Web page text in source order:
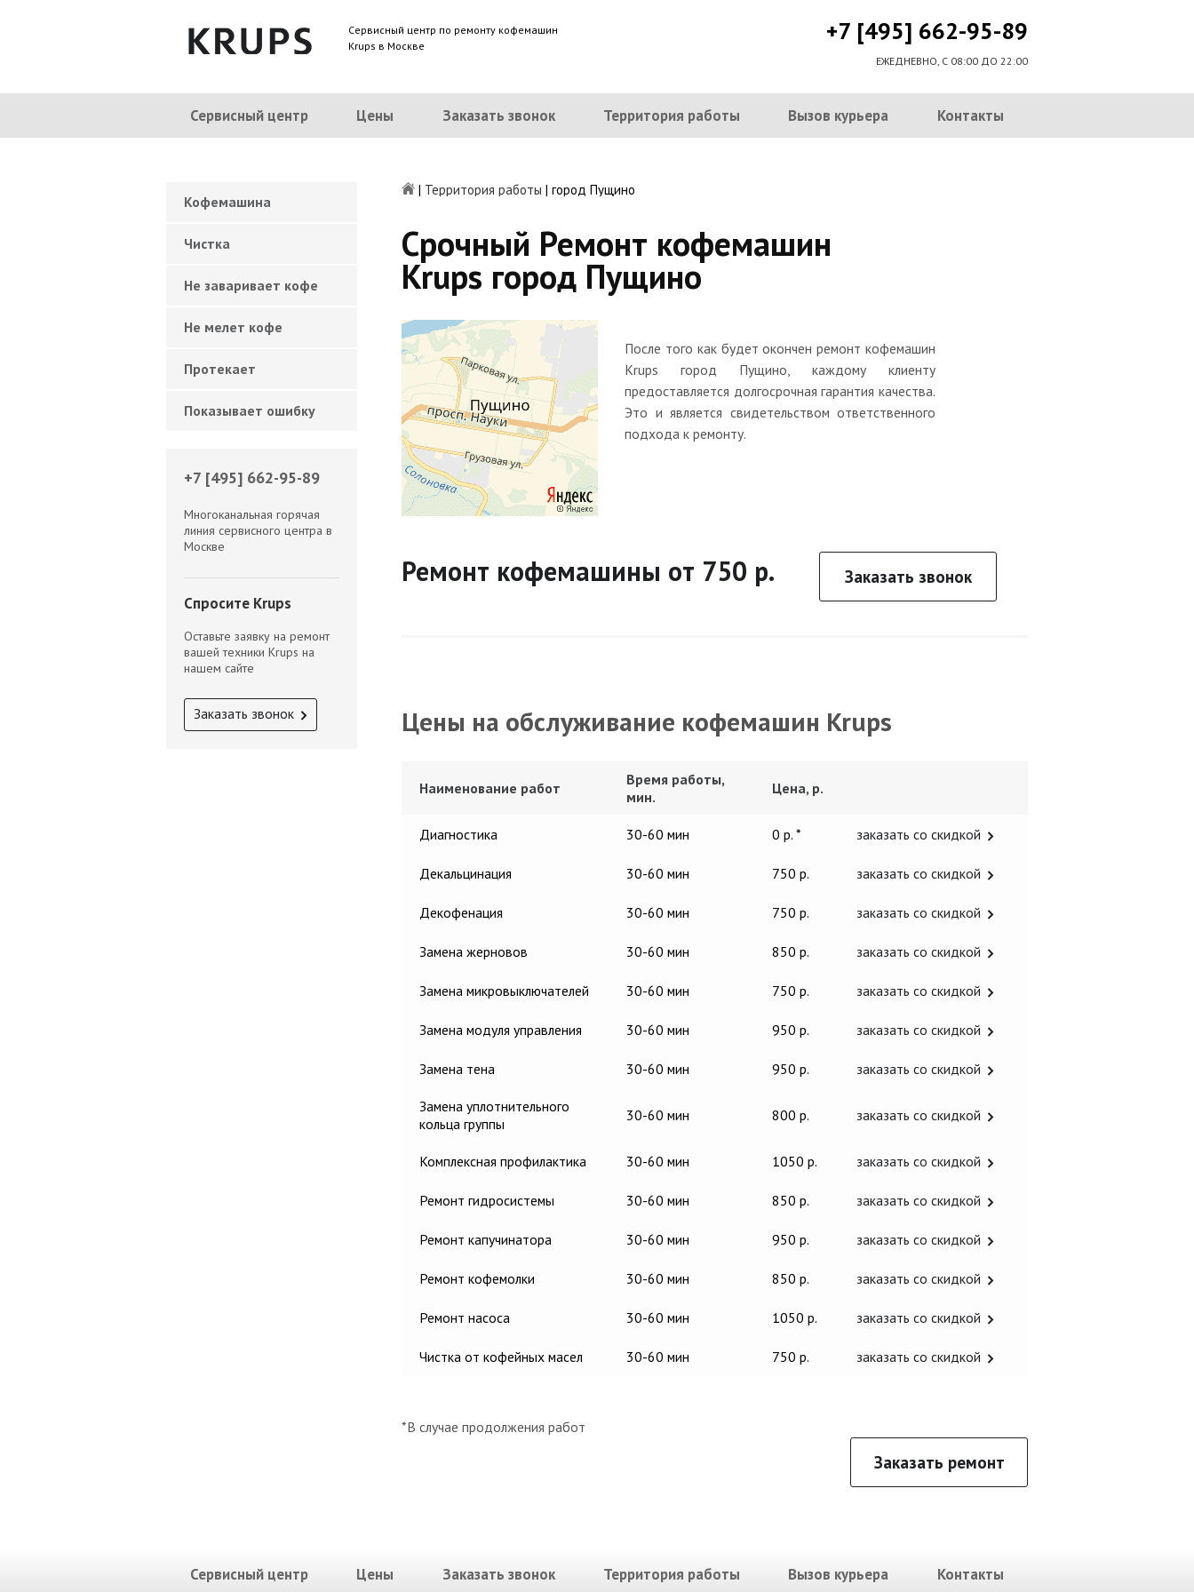
Сервисный центр по ремонту кофемашин
Krups в Москве
+7 [495] 662-95-89
ЕЖЕДНЕВНО, С 08:00 ДО 22:00
Сервисный центр Цены Заказать звонок Территория работы Вызов курьера Контакты
| Территория работы | город Пущино
Срочный Ремонт кофемашин
Krups город Пущино
После того как будет окончен ремонт кофемашин
Krups город Пущино, каждому клиенту
предоставляется долгосрочная гарантия качества.
Это и является свидетельством ответственного
подхода к ремонту.
Ремонт кофемашины от 750 р. Заказать звонок
Цены на обслуживание кофемашин Krups
Наименование работ
Время работы,
мин.
Цена, р.
Диагностика 30-60 мин 0 р. * заказать со скидкой
Декальцинация 30-60 мин 750 р. заказать со скидкой
Декофенация 30-60 мин 750 р. заказать со скидкой
Замена жерновов 30-60 мин 850 р. заказать со скидкой
Замена микровыключателей 30-60 мин 750 р. заказать со скидкой
Замена модуля управления 30-60 мин 950 р. заказать со скидкой
Замена тена 30-60 мин 950 р. заказать со скидкой
Замена уплотнительного
кольца группы
30-60 мин 800 р. заказать со скидкой
Комплексная профилактика 30-60 мин 1050 р. заказать со скидкой
Ремонт гидросистемы 30-60 мин 850 р. заказать со скидкой
Ремонт капучинатора 30-60 мин 950 р. заказать со скидкой
Ремонт кофемолки 30-60 мин 850 р. заказать со скидкой
Ремонт насоса 30-60 мин 1050 р. заказать со скидкой
Чистка от кофейных масел 30-60 мин 750 р. заказать со скидкой
*В случае продолжения работ
Заказать ремонт
Кофемашина
Чистка
Не заваривает кофе
Не мелет кофе
Протекает
Показывает ошибку
+7 [495] 662-95-89
Многоканальная горячая
линия сервисного центра в
Москве
Спросите Krups
Оставьте заявку на ремонт
вашей техники Krups на
нашем сайте
Заказать звонок
Сервисный центр Цены Заказать звонок Территория работы Вызов курьера Контакты